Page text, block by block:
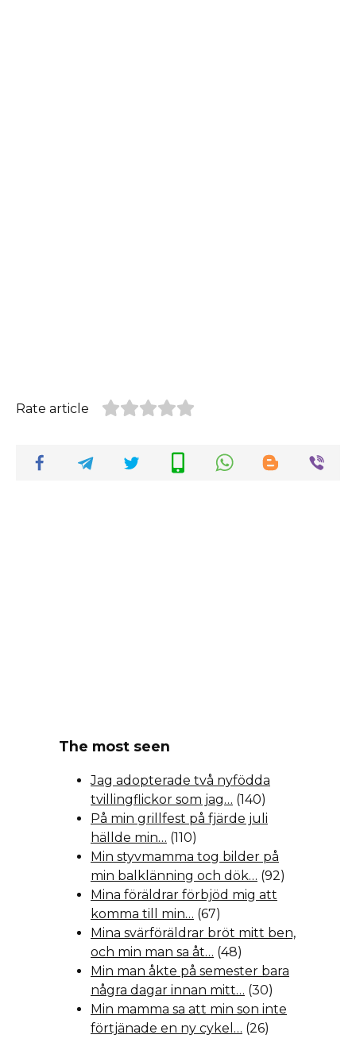
Rate article
The most seen
Jag adopterade två nyfödda
tvillingflickor som jag… (140)
På min grillfest på fjärde juli
hällde min… (110)
Min styvmamma tog bilder på
min balklänning och dök… (92)
Mina föräldrar förbjöd mig att
komma till min… (67)
Mina svärföräldrar bröt mitt ben,
och min man sa åt… (48)
Min man åkte på semester bara
några dagar innan mitt… (30)
Min mamma sa att min son inte
förtjänade en ny cykel… (26)